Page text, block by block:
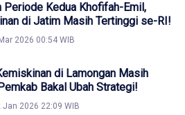
Periode Kedua Khofifah-Emil,
di Jatim Masih Tertinggi se-RI!
2026 00:54 WIB
di Lamongan Masih
Bakal Ubah Strategi!
Jan 2026 22:09 WIB